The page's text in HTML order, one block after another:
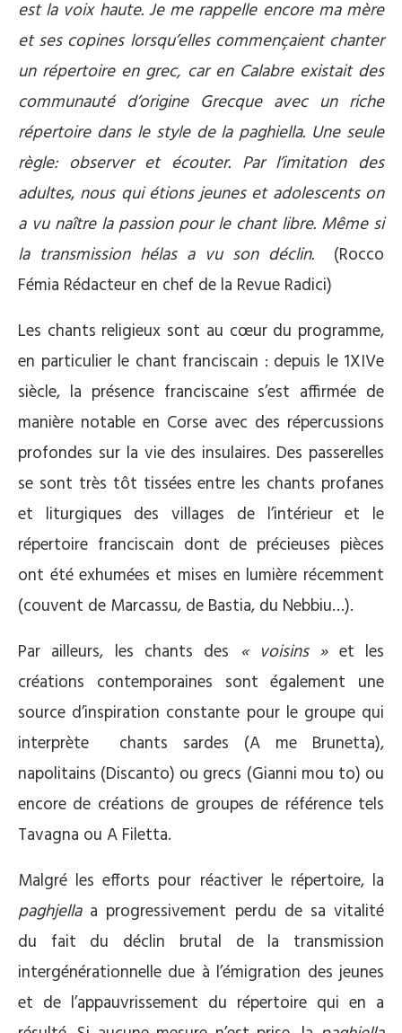
est la voix haute. Je me rappelle encore ma mère
et ses copines lorsqu’elles commençaient chanter
un répertoire en grec, car en Calabre existait des
communauté d’origine Grecque avec un riche
répertoire dans le style de la paghiella. Une seule
règle: observer et écouter. Par l’imitation des
adultes, nous qui étions jeunes et adolescents on
a vu naître la passion pour le chant libre. Même si
la transmission hélas a vu son déclin. (Rocco
Fémia Rédacteur en chef de la Revue Radici)
Les chants religieux sont au cœur du programme,
en particulier le chant franciscain : depuis le 1XIVe
siècle, la présence franciscaine s’est affirmée de
manière notable en Corse avec des répercussions
profondes sur la vie des insulaires. Des passerelles
se sont très tôt tissées entre les chants profanes
et liturgiques des villages de l’intérieur et le
répertoire franciscain dont de précieuses pièces
ont été exhumées et mises en lumière récemment
(couvent de Marcassu, de Bastia, du Nebbiu…).
Par ailleurs, les chants des « voisins »et les
créations contemporaines sont également une
source d’inspiration constante pour le groupe qui
interprète chants sardes (A me Brunetta),
napolitains (Discanto) ou grecs (Gianni mou to) ou
encore de créations de groupes de référence tels
Tavagna ou A Filetta.
Malgré les efforts pour réactiver le répertoire, la
paghjellaa progressivement perdu de sa vitalité
du fait du déclin brutal de la transmission
intergénérationnelle due à l’émigration des jeunes
et de l’appauvrissement du répertoire qui en a